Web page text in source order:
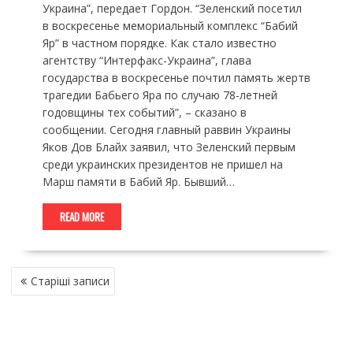
Украина”, передает Гордон. “Зеленский посетил
в воскресенье мемориальный комплекс “Бабий
Яр” в частном порядке. Как стало известно
агентству “Интерфакс-Украина”, глава
государства в воскресенье почтил память жертв
трагедии Бабьего Яра по случаю 78-летней
годовщины тех событий”, – сказано в
сообщении. Сегодня главный раввин Украины
Яков Дов Блайх заявил, что Зеленский первым
среди украинских президентов не пришел на
Марш памяти в Бабий Яр. Бывший…
READ MORE
НАВІГАЦІЯ
ЗА Старіші записи